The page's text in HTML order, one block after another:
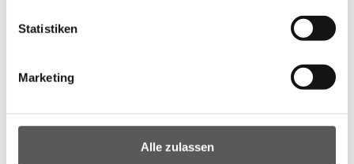
Statistiken
Marketing
Alle zulassen
Geschäftsführerin Mag.a Ursula Foki, Vorstand Dr.in
Christine Teuschler (beide Burgenländische
Landtagsabgeordneter Mag. Thomas Steiner (v.l.).
Bildtext BookCrossing-Aktion_3:
Bürgermeister, Landtagsabgeordneter Mag. Thomas